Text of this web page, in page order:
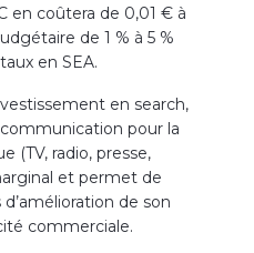
en coûtera de 0,01 € à
de 1 % à 5 %
en SEA.
en search,
pour la
(TV, radio, presse,
et permet de
de son
commerciale.